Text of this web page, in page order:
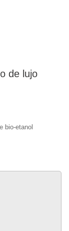
de lujo
bio-etanol